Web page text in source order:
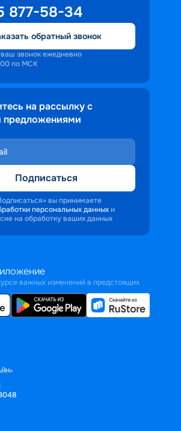
877-58-34
обратный звонок
звонок ежедневно
по МСК
на рассылку с
Подписаться
вы принимаете
персональных данных и
на обработку ваших данных
важных изменений в предстоящих